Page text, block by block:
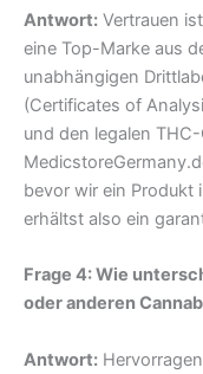
Antwort: Vertrauen
eine Top-Marke aus
unabhängigen
(Certificates of
und den legalen
bevor wir ein Produkt
erhältst also ein
Frage 4: Wie
oder anderen
Antwort: